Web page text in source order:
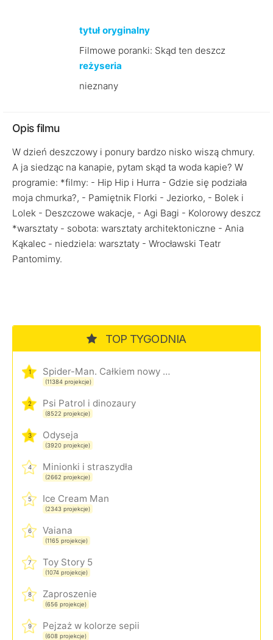
tytuł oryginalny
Filmowe poranki: Skąd ten deszcz
reżyseria
nieznany
Opis filmu
W dzień deszczowy i ponury bardzo nisko wiszą chmury.
A ja siedząc na kanapie, pytam skąd ta woda kapie? W
programie: *filmy: - Hip Hip i Hurra - Gdzie się podziała
moja chmurka?, - Pamiętnik Florki - Jeziorko, - Bolek i
Lolek - Deszczowe wakacje, - Agi Bagi - Kolorowy deszcz
*warsztaty - sobota: warsztaty architektoniczne - Ania
Kąkalec - niedziela: warsztaty - Wrocławski Teatr
Pantomimy.
TOP TYGODNIA
1 Spider-Man. Całkiem nowy dzień
(11384 projekcje)
2 Psi Patrol i dinozaury
(8522 projekcje)
3 Odyseja
(3920 projekcje)
4 Minionki i straszydła
(2662 projekcje)
5 Ice Cream Man
(2343 projekcje)
6 Vaiana
(1165 projekcje)
7 Toy Story 5
(1074 projekcje)
8 Zaproszenie
(656 projekcje)
9 Pejzaż w kolorze sepii
(608 projekcje)